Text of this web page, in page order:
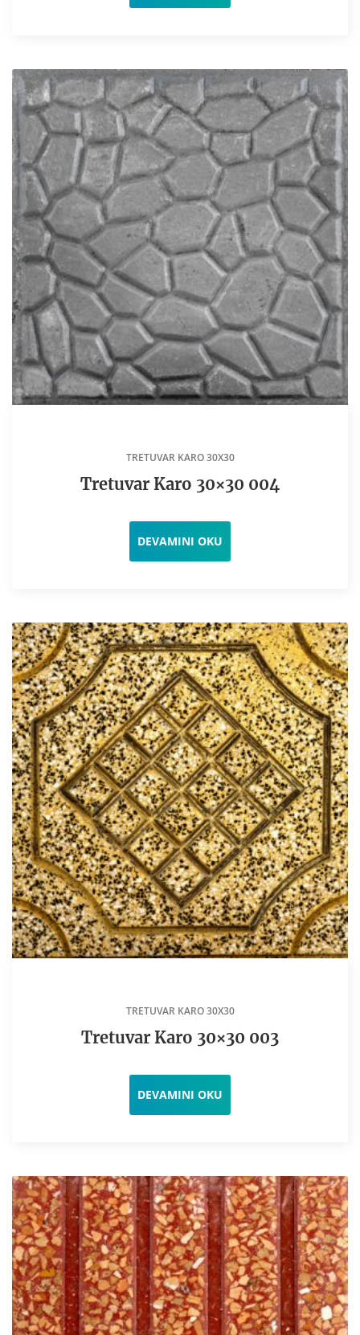
TRETUVAR KARO 30X30
Tretuvar Karo 30×30 004
DEVAMINI OKU
TRETUVAR KARO 30X30
Tretuvar Karo 30×30 003
DEVAMINI OKU